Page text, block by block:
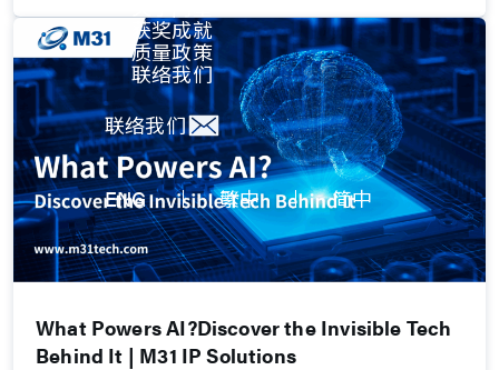
获奖成就
质量政策
联络我们
联络我们
ENG 繁中 简中
What Powers AI?Discover the Invisible Tech
Behind It | M31 IP Solutions